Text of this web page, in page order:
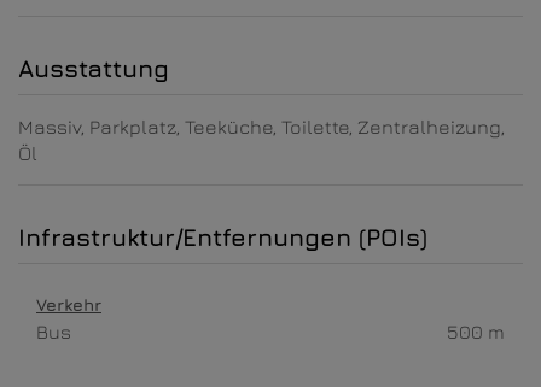
Ausstattung
Massiv Parkplatz Teeküche Toilette Zentralheizung
Öl
Infrastruktur/Entfernungen (POIs)
Verkehr
Bus 500 m